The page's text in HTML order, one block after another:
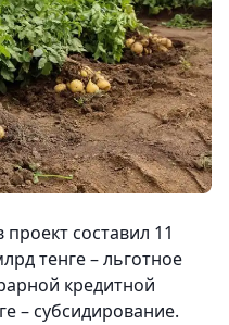
составил 11
тенге – льготное
кредитной
– субсидирование.